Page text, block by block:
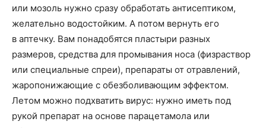
или мозоль нужно сразу обработать антисептиком,
желательно водостойким. А потом вернуть его
в аптечку. Вам понадобятся пластыри разных
размеров, средства для промывания носа (физраствор
или специальные спреи), препараты от отравлений,
жаропонижающие с обезболивающим эффектом.
Летом можно подхватить вирус: нужно иметь под
рукой препарат на основе парацетамола или